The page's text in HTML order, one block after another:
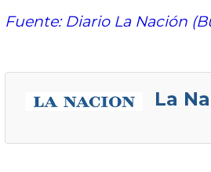
Fuente: Diario La Nación
La